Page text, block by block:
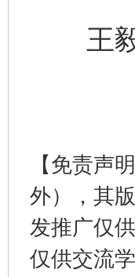
王毅
【免责声
外），其
发推广仅
仅供交流